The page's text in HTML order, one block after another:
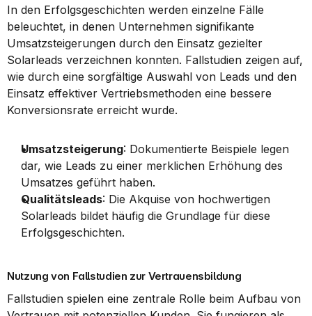
In den Erfolgsgeschichten werden einzelne Fälle
beleuchtet, in denen Unternehmen signifikante
Umsatzsteigerungen durch den Einsatz gezielter
Solarleads verzeichnen konnten. Fallstudien zeigen auf,
wie durch eine sorgfältige Auswahl von Leads und den
Einsatz effektiver Vertriebsmethoden eine bessere
Konversionsrate erreicht wurde.
Umsatzsteigerung: Dokumentierte Beispiele legen
dar, wie Leads zu einer merklichen Erhöhung des
Umsatzes geführt haben.
Qualitätsleads: Die Akquise von hochwertigen
Solarleads bildet häufig die Grundlage für diese
Erfolgsgeschichten.
Nutzung von Fallstudien zur Vertrauensbildung
Fallstudien spielen eine zentrale Rolle beim Aufbau von